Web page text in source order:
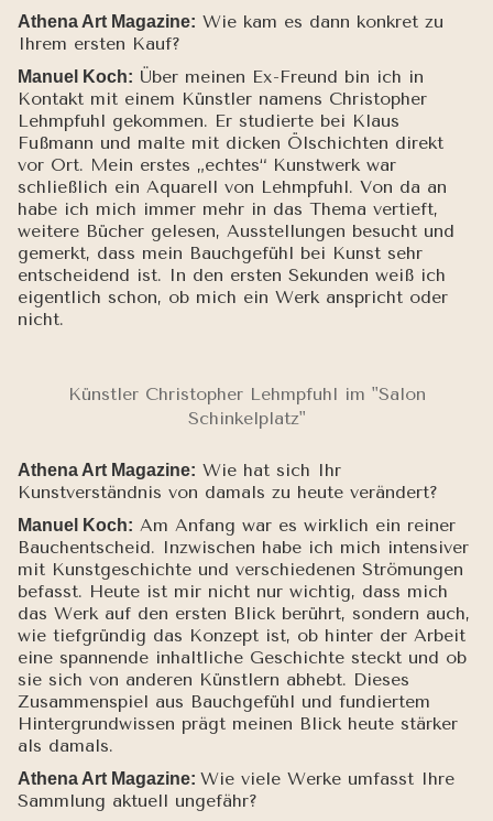
Athena Art Magazine: Wie kam es dann konkret zu
Ihrem ersten Kauf?
Manuel Koch: Über meinen Ex-Freund bin ich in
Kontakt mit einem Künstler namens Christopher
Lehmpfuhl gekommen. Er studierte bei Klaus
Fußmann und malte mit dicken Ölschichten direkt
vor Ort. Mein erstes „echtes“ Kunstwerk war
schließlich ein Aquarell von Lehmpfuhl. Von da an
habe ich mich immer mehr in das Thema vertieft,
weitere Bücher gelesen, Ausstellungen besucht und
gemerkt, dass mein Bauchgefühl bei Kunst sehr
entscheidend ist. In den ersten Sekunden weiß ich
eigentlich schon, ob mich ein Werk anspricht oder
nicht.
Künstler Christopher Lehmpfuhl im "Salon
Schinkelplatz"
Athena Art Magazine: Wie hat sich Ihr
Kunstverständnis von damals zu heute verändert?
Manuel Koch: Am Anfang war es wirklich ein reiner
Bauchentscheid. Inzwischen habe ich mich intensiver
mit Kunstgeschichte und verschiedenen Strömungen
befasst. Heute ist mir nicht nur wichtig, dass mich
das Werk auf den ersten Blick berührt, sondern auch,
wie tiefgründig das Konzept ist, ob hinter der Arbeit
eine spannende inhaltliche Geschichte steckt und ob
sie sich von anderen Künstlern abhebt. Dieses
Zusammenspiel aus Bauchgefühl und fundiertem
Hintergrundwissen prägt meinen Blick heute stärker
als damals.
Athena Art Magazine: Wie viele Werke umfasst Ihre
Sammlung aktuell ungefähr?